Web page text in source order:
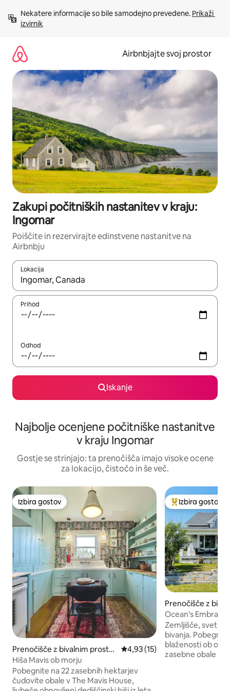
vsebino
Nekatere informacije so bile samodejno prevedene. Prikaži
izvirnik
Airbnbjajte svoj prostor
Zakupi počitniških nastanitev v kraju:
Ingomar
Poiščite in rezervirajte edinstvene nastanitve na
Airbnbju
Lokacija
Ko so rezultati na voljo, krmarite s puščičnima tipkama gor in
Prihod
Odhod
Iskanje
Najbolje ocenjene počitniške nastanitve
v kraju Ingomar
Gostje se strinjajo: ta prenočišča imajo visoke ocene
za lokacijo, čistočo in še več.
Izbira gostov
Izbira gostov
Prenočišče z bivalnim prostor
om v mestu Barrington
Povprečna ocena: 4,93 od 5,
4,93 (15)
Hiša Mavis ob morju
Pobegnite na 22 zasebnih hektarjev
čudovite obale v The Mavis House,
Najbolj
Izbira gostov
Prenočišče z
m v mestu
Ocean's Embrace
hektarjev
Zemljišče,
bivanja.
blaženosti ob
zasebne obale in